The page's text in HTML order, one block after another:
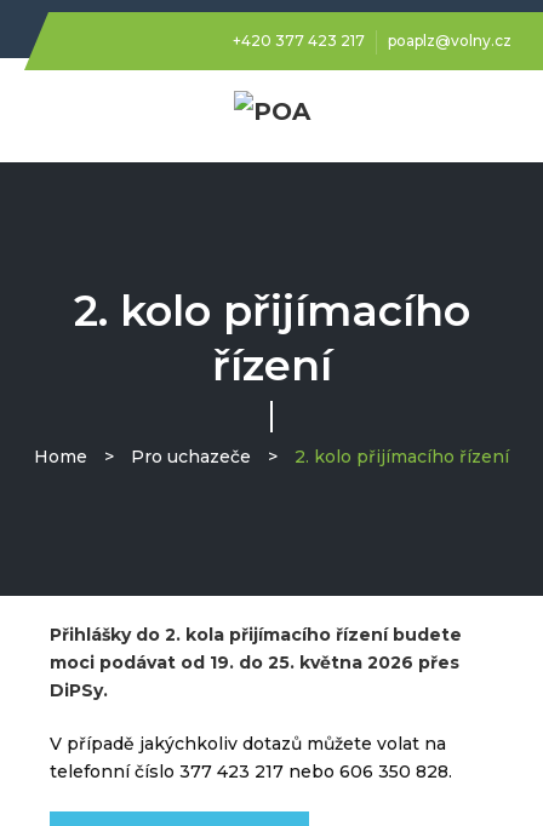
+420 377 423 217 poaplz@volny.cz
2. kolo přijímacího
řízení
Home > Pro uchazeče > 2. kolo přijímacího řízení
Přihlášky do 2. kola přijímacího řízení budete
moci podávat od 19. do 25. května 2026 přes
DiPSy.
V případě jakýchkoliv dotazů můžete volat na
telefonní číslo 377 423 217 nebo 606 350 828.